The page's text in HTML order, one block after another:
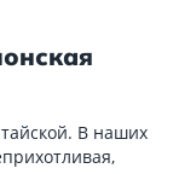
В наших